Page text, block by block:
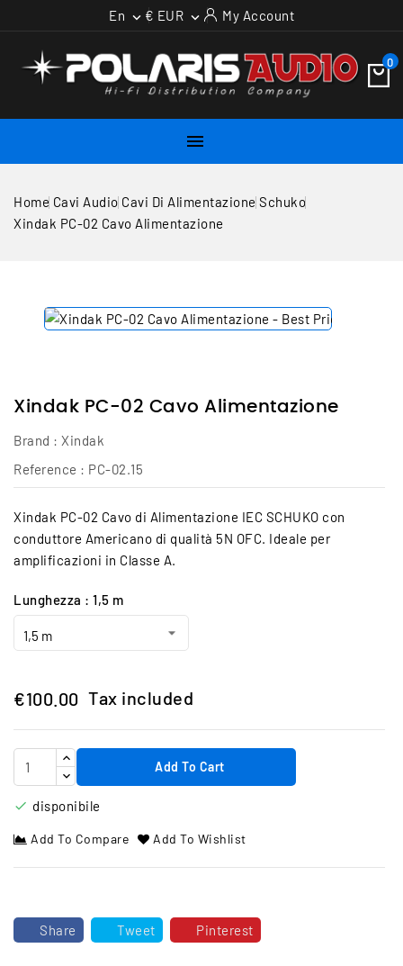
En  € EUR  My Account
0

Home Cavi Audio Cavi Di AlimentazioneSchuko
Xindak PC-02 Cavo Alimentazione
Xindak PC-02 Cavo Alimentazione
Brand : Xindak
Reference : PC-02.15
Xindak PC-02 Cavo di Alimentazione IEC SCHUKO con
conduttore Americano di qualità 5N OFC. Ideale per
amplificazioni in Classe A.
Lunghezza : 1,5 m
€100.00 Tax included
Add To Cart
 disponibile
Add To Compare Add To Wishlist
Share Tweet Pinterest